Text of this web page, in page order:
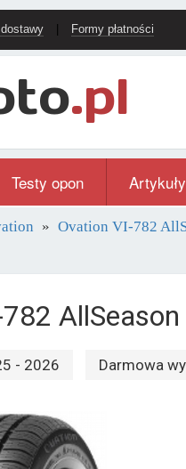
Formy płatności
Testy opon
Ovation VI-782
- 2026 Darmowa